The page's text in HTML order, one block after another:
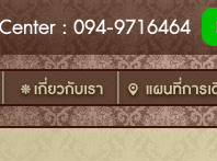
: 094-9716464